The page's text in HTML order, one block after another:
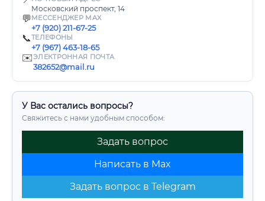
Московский проспект, 14
💬 МЕССЕНДЖЕР MAX
+7 (920) 211-67-25
📞ТЕЛЕФОНЫ
+7 (967) 463-18-65
✉️ЭЛЕКТРОННАЯ ПОЧТА
382652@mail.ru
У Вас остались вопросы?
Свяжитесь с нами удобным способом:
Задать вопрос
Написать в Max
Задать вопрос в Telegram